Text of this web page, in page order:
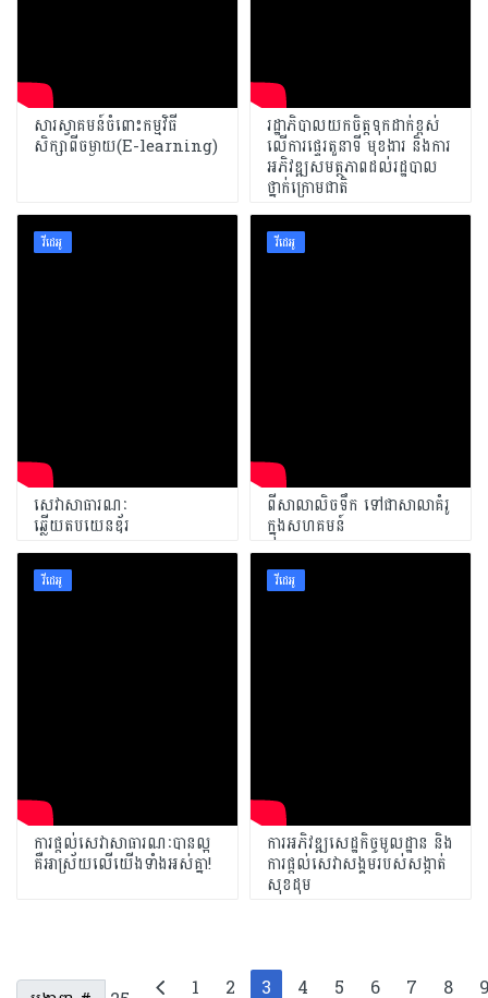
សារស្វាគមន៍ចំពោះកម្មវិធី
សិក្សាពីចម្ងាយ(E-learning)
រដ្ឋាភិបាលយកចិត្តទុកដាក់ខ្ពស់
លើការផ្ទេរតួនាទី មុខងារ និងការ
អភិវឌ្ឍសមត្ថភាពដល់រដ្ឋបាល
ថ្នាក់ក្រោមជាតិ
វីដេអូ
សេវាសាធារណៈ
ឆ្លើយតបយេនឌ័រ
វីដេអូ
ពីសាលាលិចទឹក ទៅជាសាលាគំរូ
ក្នុងសហគមន៍
វីដេអូ
ការផ្តល់សេវាសាធារណៈបានល្អ
គឺអាស្រ័យលើយើងទាំងអស់គ្នា!
វីដេអូ
ការអភិវឌ្ឍសេដ្ឋកិច្ចមូលដ្ឋាន និង
ការផ្តល់សេវាសង្គមរបស់សង្កាត់
សុខដុម
1 2 3 4 5 6 7 8